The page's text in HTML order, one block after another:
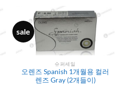
sale
슈퍼세일
오렌즈 Spanish 1개월용 컬러
렌즈 Gray (2개들이)